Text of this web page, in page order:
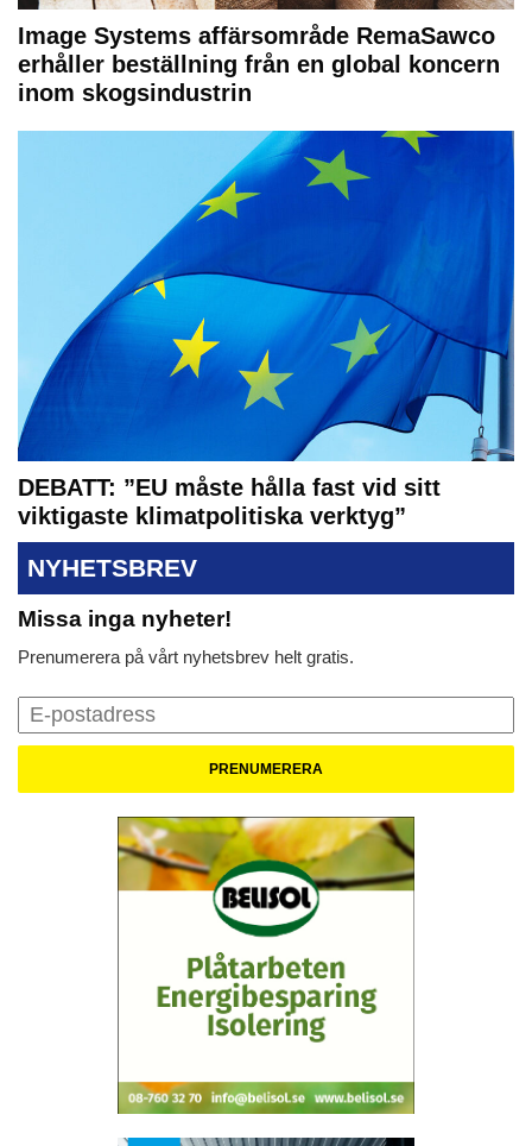
Image Systems affärsområde RemaSawco
erhåller beställning från en global koncern
inom skogsindustrin
DEBATT: ”EU måste hålla fast vid sitt
viktigaste klimatpolitiska verktyg”
NYHETSBREV
Missa inga nyheter!
Prenumerera på vårt nyhetsbrev helt gratis.